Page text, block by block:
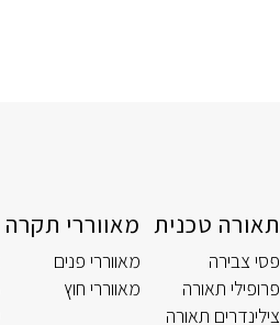
תאורה טכנית
פסי צבירה
פרופילי תאורה
צילינדרים תאורה
מאווררי תקרה
מאווררי פנים
מאווררי חוץ